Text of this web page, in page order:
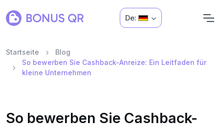
De:
Startseite
Blog
So bewerben Sie Cashback-Anreize: Ein Leitfaden für
kleine Unternehmen
So bewerben Sie Cashback-